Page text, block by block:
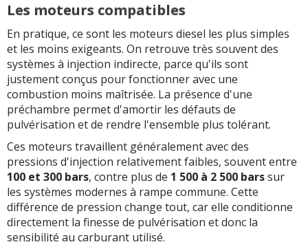
Les moteurs compatibles
En pratique, ce sont les moteurs diesel les plus simples
et les moins exigeants. On retrouve très souvent des
systèmes à injection indirecte, parce qu'ils sont
justement conçus pour fonctionner avec une
combustion moins maîtrisée. La présence d'une
préchambre permet d'amortir les défauts de
pulvérisation et de rendre l'ensemble plus tolérant.
Ces moteurs travaillent généralement avec des
pressions d'injection relativement faibles, souvent entre
100 et 300 bars, contre plus de 1 500 à 2 500 barssur
les systèmes modernes à rampe commune. Cette
différence de pression change tout, car elle conditionne
directement la finesse de pulvérisation et donc la
sensibilité au carburant utilisé.